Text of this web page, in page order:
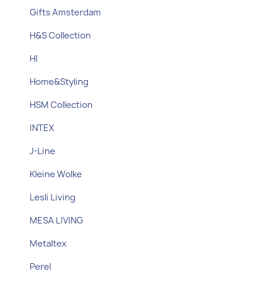
Gifts Amsterdam
H&S Collection
HI
Home&Styling
HSM Collection
INTEX
J-Line
Kleine Wolke
Lesli Living
MESA LIVING
Metaltex
Perel